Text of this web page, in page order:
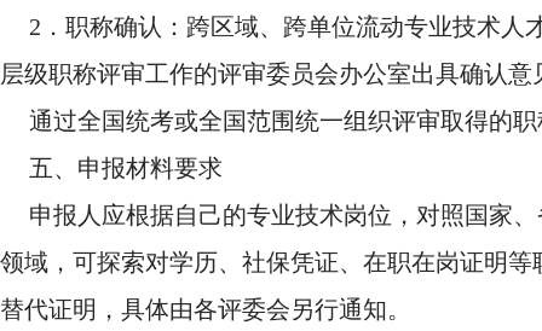
2．职称确认：跨区域、跨单位流动专业技术
层级职称评审工作的评审委员会办公室出具确认意
通过全国统考或全国范围统一组织评审取得的
五、申报材料要求
申报人应根据自己的专业技术岗位，对照国家
领域，可探索对学历、社保凭证、在职在岗证明
替代证明，具体由各评委会另行通知。